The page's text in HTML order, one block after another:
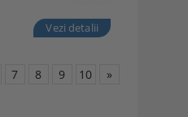
Vezi detalii
7 8 9 10 »